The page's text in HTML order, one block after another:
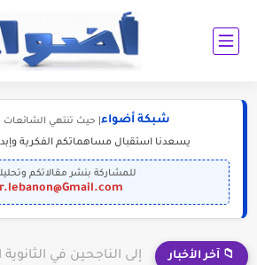
شبكة أضواء | حيث تنتهي الشائعات
يسعدنا استقبال مساهماتكم الفكرية
للمشاركة بنشر مقالاتكم
📁 آخر الأخبار